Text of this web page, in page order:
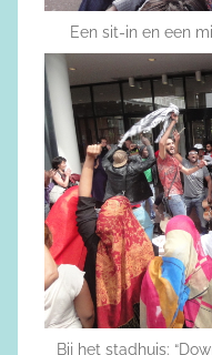
Een sit-in en een
Bij het stadhuis: